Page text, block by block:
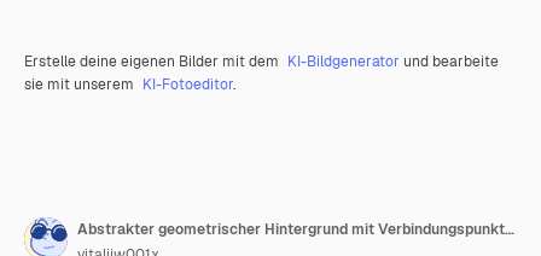
Erstelle deine eigenen Bilder mit dem KI-Bildgenerator und bearbeite
sie mit unserem KI-Fotoeditor.
Abstrakter geometrischer Hintergrund mit Verbindungspunkten und Linien Abstrakter weißer digitaler Hintergrund Netzwerkkonzept